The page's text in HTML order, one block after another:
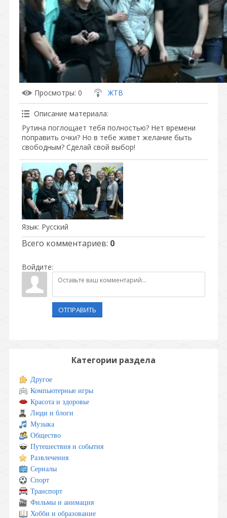
Просмотры: 0 ЖТВ
Описание материала:
Рутина поглощает тебя полностью? Нет времени
поправить очки? Но в тебе живет желание быть
свободным? Сделай свой выбор!
Язык: Русский
Всего комментариев: 0
Войдите:
ОТПРАВИТЬ
Категории раздела
Другое
Компьютерные игры
Красота и здоровье
Люди и блоги
Музыка
Общество
Путешествия и события
Развлечения
Сериалы
Спорт
Транспорт
Фильмы и анимация
Хобби и образование